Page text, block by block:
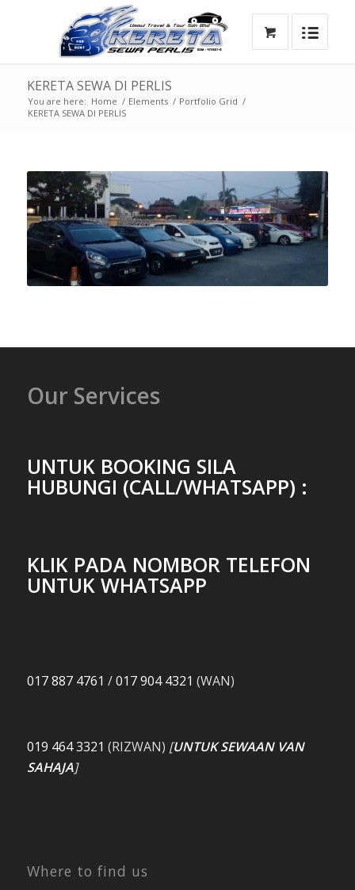
KERETA SEWA DI PERLIS
You are here: Home / Elements / Portfolio Grid /
KERETA SEWA DI PERLIS
Our Services
UNTUK BOOKING SILA
HUBUNGI (CALL/WHATSAPP) :
KLIK PADA NOMBOR TELEFON
UNTUK WHATSAPP
017 887 4761 /017 904 4321 (WAN)
019 464 3321 (RIZWAN) [UNTUK SEWAAN VAN
SAHAJA]
Where to find us